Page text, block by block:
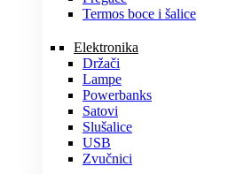
Termos boce i šalice
Elektronika
Držači
Lampe
Powerbanks
Satovi
Slušalice
USB
Zvučnici